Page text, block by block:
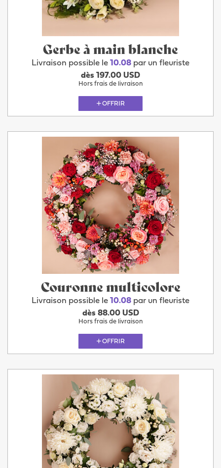
Gerbe à main blanche
Livraison possible le 10.08 par un fleuriste
dès 197.00 USD
Hors frais de livraison
OFFRIR
Couronne multicolore
Livraison possible le 10.08 par un fleuriste
dès 88.00 USD
Hors frais de livraison
OFFRIR